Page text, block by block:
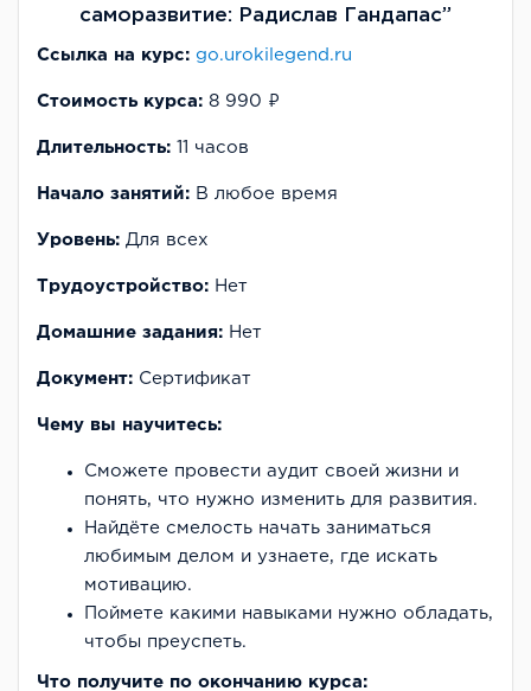
саморазвитие: Радислав Гандапас”
Ссылка на курс: go.urokilegend.ru
Стоимость курса: 8 990 ₽
Длительность: 11 часов
Начало занятий: В любое время
Уровень: Для всех
Трудоустройство: Нет
Домашние задания: Нет
Документ: Cертификат
Чему вы научитесь:
Сможете провести аудит своей жизни и
понять, что нужно изменить для развития.
Найдёте смелость начать заниматься
любимым делом и узнаете, где искать
мотивацию.
Поймете какими навыками нужно обладать,
чтобы преуспеть.
Что получите по окончанию курса: